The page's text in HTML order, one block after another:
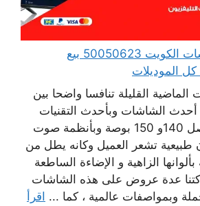
بيع تلفزيونات شاشات الكويت 50050623 بيع
الموديلات
الماضية القليلة تنافسا واضحا بين
أحدث الشاشات وبأحدث التقنيات
وبأحجام متنوعة تصل 140و 150 بوصة وبأنظمة صوت
طبيعية تشعر العميل وكانه يطل من
الزاهية و الإضاءة الساطعة
عدة عروض على هذه الشاشات
وبمواصفات عالمية ، كما ... اقرأ